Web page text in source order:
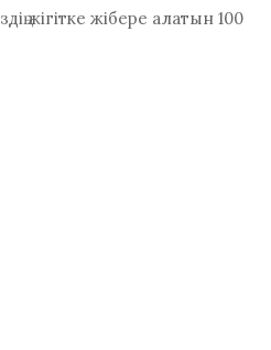
жігітке жібере алатын 100